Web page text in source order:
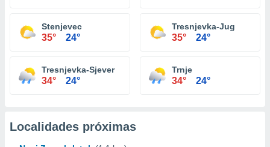
Stenjevec
35° 24°
Tresnjevka-Jug
35° 24°
Tresnjevka-Sjever
34° 24°
Trnje
34° 24°
Localidades próximas